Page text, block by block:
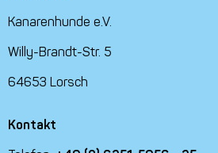
Kanarenhunde e.V.
Willy-Brandt-Str. 5
64653 Lorsch
Kontakt